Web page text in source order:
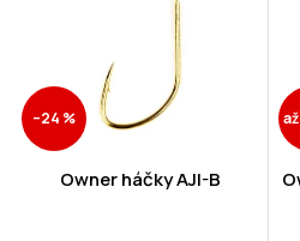
–24 %
Owner háčky AJI-B
až